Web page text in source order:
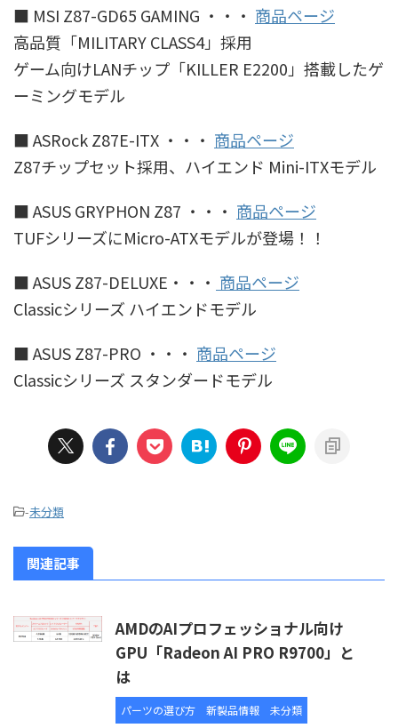
■ MSI Z87-GD65 GAMING ・・・ 商品ページ
高品質「MILITARY CLASS4」採用
ゲーム向けLANチップ「KILLER E2200」搭載したゲ
ーミングモデル
■ ASRock Z87E-ITX ・・・ 商品ページ
Z87チップセット採用、ハイエンド Mini-ITXモデル
■ ASUS GRYPHON Z87 ・・・ 商品ページ
TUFシリーズにMicro-ATXモデルが登場！！
■ ASUS Z87-DELUXE・・・ 商品ページ
Classicシリーズ ハイエンドモデル
■ ASUS Z87-PRO ・・・ 商品ページ
Classicシリーズ スタンダードモデル
-未分類
関連記事
AMDのAIプロフェッショナル向け
GPU「Radeon AI PRO R9700」と
は
パーツの選び方 新製品情報 未分類